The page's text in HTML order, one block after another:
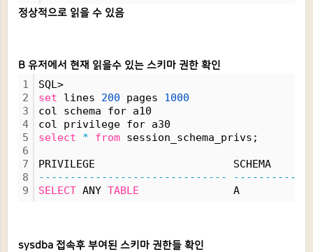
정상적으로 읽을 수 있음
B 유저에서 현재 읽을수 있는 스키마 권한 확인
1
2
3
4
5
6
7
8
9
SQL>
set lines 200 pages 1000
col schema for a10
col privilege for a30
select
* from session_schema_privs;
PRIVILEGE                      SCHEMA
------------------------------
----------
SELECT ANY TABLE A
sysdba 접속후 부여된 스키마 권한들 확인